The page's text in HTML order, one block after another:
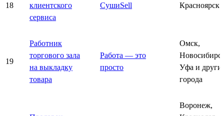
18
клиентского
сервиса
СушиSell Красноярск
19
Работник
торгового зала
на выкладку
товара
Работа — это
просто
Омск,
Уфа и
города
Воронеж,